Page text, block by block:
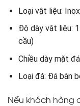
Loại vật liệu:
Độ dày vật liệu:
cầu)
Chiều dày mặt
Loại đá: Đá bàn
Nếu khách hàng